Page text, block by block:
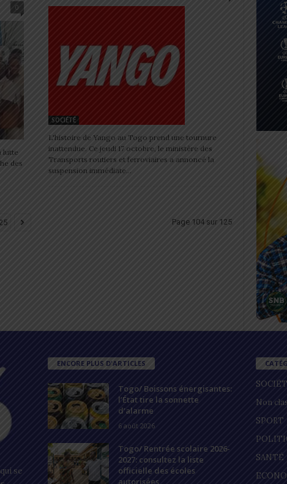
0
lutte
des
SOCIÉTÉ
L'histoire de Yango au Togo prend une tournure
inattendue. Ce jeudi 17 octobre, le ministère des
Transports routiers et ferroviaires a annoncé la
suspension immédiate...
Page 104 sur 125
se
ENCORE PLUS D'ARTICLES
Togo/ Boissons énergisantes:
l’État tire la sonnette
d’alarme
6 août 2026
Togo/ Rentrée scolaire 2026-
2027: consultez la liste
officielle des écoles
autorisées
Non
SPORT
SANTÉ